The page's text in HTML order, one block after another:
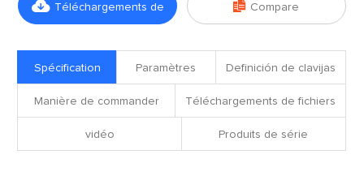
 Téléchargements de  Compare
Spécification Paramètres Definición de clavijas
Manière de commander Téléchargements de fichiers
vidéo Produits de série